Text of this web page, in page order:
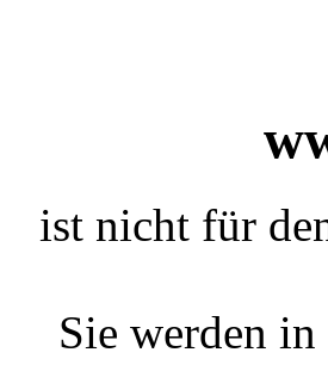
ist nicht für
Sie werden